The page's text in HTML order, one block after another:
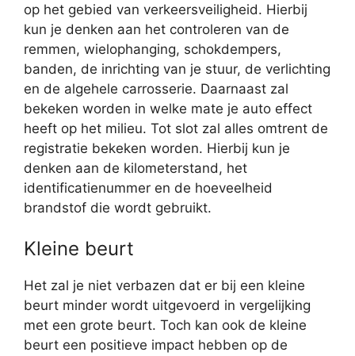
op het gebied van verkeersveiligheid. Hierbij
kun je denken aan het controleren van de
remmen, wielophanging, schokdempers,
banden, de inrichting van je stuur, de verlichting
en de algehele carrosserie. Daarnaast zal
bekeken worden in welke mate je auto effect
heeft op het milieu. Tot slot zal alles omtrent de
registratie bekeken worden. Hierbij kun je
denken aan de kilometerstand, het
identificatienummer en de hoeveelheid
brandstof die wordt gebruikt.
Kleine beurt
Het zal je niet verbazen dat er bij een kleine
beurt minder wordt uitgevoerd in vergelijking
met een grote beurt. Toch kan ook de kleine
beurt een positieve impact hebben op de